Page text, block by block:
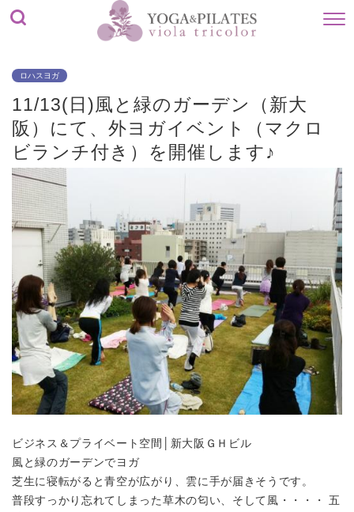
ロハスヨガ
11/13(日)風と緑のガーデン（新大
阪）にて、外ヨガイベント（マクロ
ビランチ付き）を開催します♪
ビジネス＆プライベート空間│新大阪ＧＨビル
風と緑のガーデンでヨガ
芝生に寝転がると青空が広がり、雲に手が届きそうです。
普段すっかり忘れてしまった草木の匂い、そして風・・・・ 五